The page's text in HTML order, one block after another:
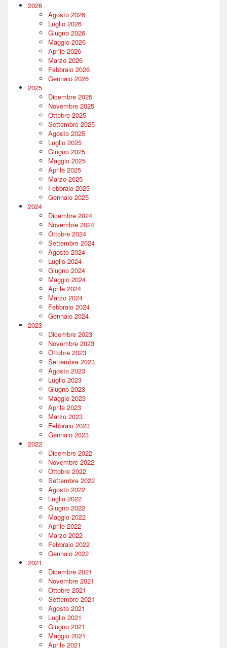
2026
Agosto 2026
Luglio 2026
Giugno 2026
Maggio 2026
Aprile 2026
Marzo 2026
Febbraio 2026
Gennaio 2026
2025
Dicembre 2025
Novembre 2025
Ottobre 2025
Settembre 2025
Agosto 2025
Luglio 2025
Giugno 2025
Maggio 2025
Aprile 2025
Marzo 2025
Febbraio 2025
Gennaio 2025
2024
Dicembre 2024
Novembre 2024
Ottobre 2024
Settembre 2024
Agosto 2024
Luglio 2024
Giugno 2024
Maggio 2024
Aprile 2024
Marzo 2024
Febbraio 2024
Gennaio 2024
2023
Dicembre 2023
Novembre 2023
Ottobre 2023
Settembre 2023
Agosto 2023
Luglio 2023
Giugno 2023
Maggio 2023
Aprile 2023
Marzo 2023
Febbraio 2023
Gennaio 2023
2022
Dicembre 2022
Novembre 2022
Ottobre 2022
Settembre 2022
Agosto 2022
Luglio 2022
Giugno 2022
Maggio 2022
Aprile 2022
Marzo 2022
Febbraio 2022
Gennaio 2022
2021
Dicembre 2021
Novembre 2021
Ottobre 2021
Settembre 2021
Agosto 2021
Luglio 2021
Giugno 2021
Maggio 2021
Aprile 2021